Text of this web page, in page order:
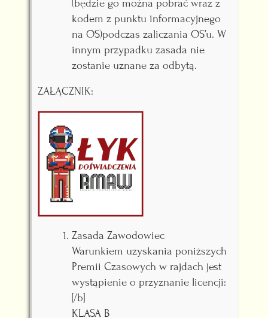
(będzie go można pobrać wraz z
kodem z punktu informacyjnego
na OS)podczas zaliczania OS’u. W
innym przypadku zasada nie
zostanie uznane za odbytą.
ZAŁĄCZNIK:
Zasada Zawodowiec
Warunkiem uzyskania poniższych
Premii Czasowych w rajdach jest
wystąpienie o przyznanie licencji:
[/b]
KLASA B